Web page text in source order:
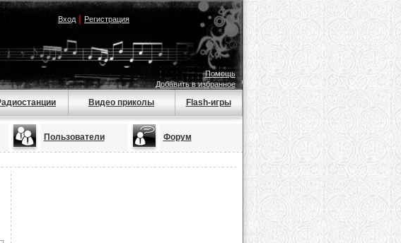
Вход| Регистрация
Помощь
Добавить в избранное
Видео приколы Flash-игры
Пользователи Форум